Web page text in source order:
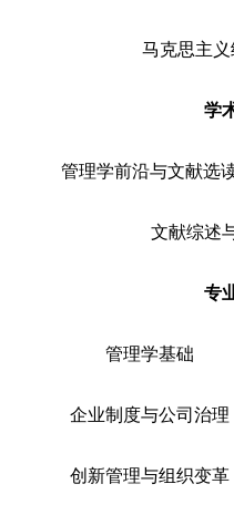
马克思主
学
管理学前沿与文献选
文献综述
专
管理学基础
企业制度与公司治理
创新管理与组织变革